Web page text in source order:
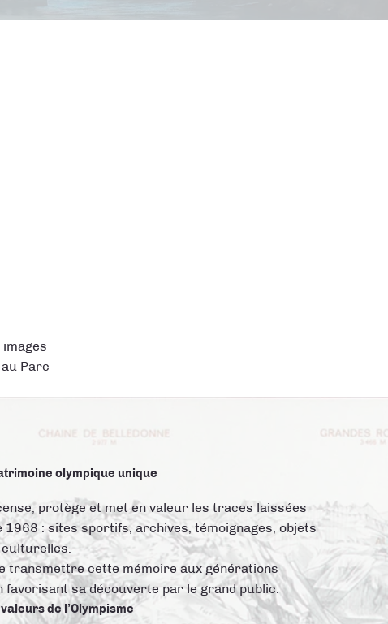
Parc
olympique unique
protège et met en valeur les traces laissées
1968 : sites sportifs, archives, témoignages, objets
transmettre cette mémoire aux générations
sa découverte par le grand public.
de l’Olympisme